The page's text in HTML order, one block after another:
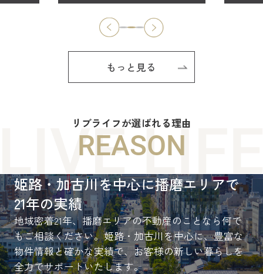
もっと見る
リブライフが選ばれる理由
REASON
姫路・加古川を中心に播磨エリアで
21年の実績
地域密着21年、播磨エリアの不動産のことなら何で
もご相談ください。姫路・加古川を中心に、豊富な
物件情報と確かな実績で、お客様の新しい暮らしを
全力でサポートいたします。